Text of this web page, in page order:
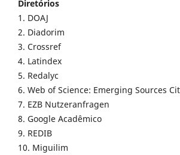
Diretórios
1. DOAJ
2. Diadorim
3. Crossref
4. Latindex
5. Redalyc
6. Web of Science: Emerging Sources
7. EZB Nutzeranfragen
8. Google Acadêmico
9. REDIB
10. Miguilim